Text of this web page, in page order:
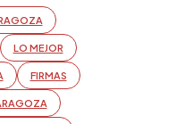
LO MEJOR
FIRMAS